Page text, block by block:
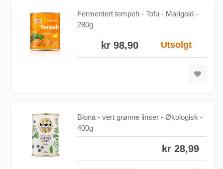
Fermentert tempeh - Tofu - Marigold -
280g
Utsolgt
kr 98,90
Biona - vert grønne linser - Økologisk -
400g
kr 28,99